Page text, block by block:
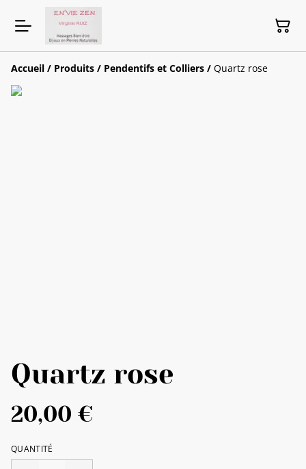
Accueil / Produits / Pendentifs et Colliers / Quartz rose
Quartz rose
20,00 €
QUANTITÉ